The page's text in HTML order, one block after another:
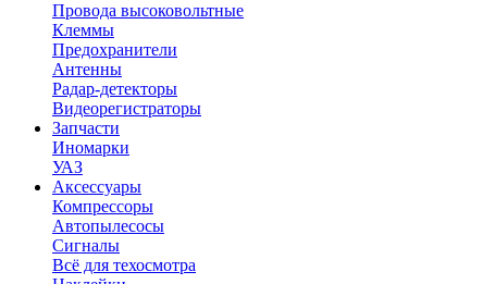
Провода высоковольтные
Клеммы
Предохранители
Антенны
Радар-детекторы
Видеорегистраторы
Запчасти
Иномарки
УАЗ
Аксесcуары
Компрессоры
Автопылесосы
Сигналы
Всё для техосмотра